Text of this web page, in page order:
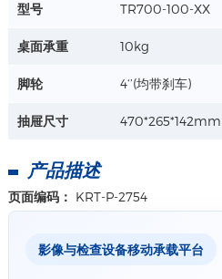
材质：铝合金
型号 TR700-100-XX
桌面承重 10kg
脚轮 4‘’(均带刹车)
抽屉尺寸 470*265*142mm
产品描述
页面编码： KRT-P-2754
影像与检查设备移动承载平台